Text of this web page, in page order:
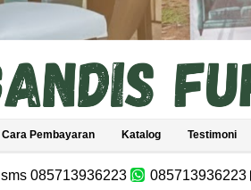
Cara Pembayaran Katalog Testimoni
sms 085713936223 085713936223